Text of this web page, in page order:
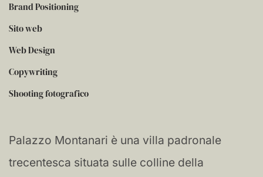
Brand Positioning
Sito web
Web Design
Copywriting
Shooting fotografico
Palazzo Montanari è una villa padronale
trecentesca situata sulle colline della